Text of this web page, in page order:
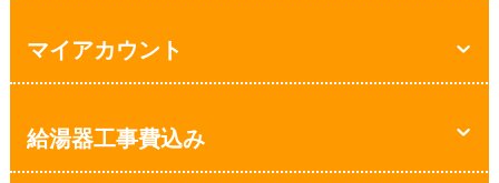
マイアカウント
給湯器工事費込み